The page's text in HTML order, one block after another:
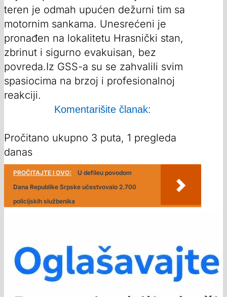
teren je odmah upućen dežurni tim sa
motornim sankama. Unesrećeni je
pronađen na lokalitetu Hrasnički stan,
zbrinut i sigurno evakuisan, bez
povreda.Iz GSS-a su se zahvalili svim
spasiocima na brzoj i profesionalnoj
reakciji.
Komentarišite članak:
Pročitano ukupno 3 puta, 1 pregleda
danas
PROČITAJTE I OVO:
U defileu povodom
Dana Republike Srpske učestvovalo 2.700
policijskih službenika